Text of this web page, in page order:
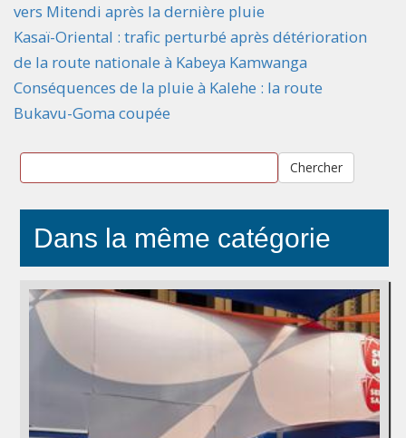
vers Mitendi après la dernière pluie
Kasaï-Oriental : trafic perturbé après détérioration
de la route nationale à Kabeya Kamwanga
Conséquences de la pluie à Kalehe : la route
Bukavu-Goma coupée
Chercher
Dans la même catégorie